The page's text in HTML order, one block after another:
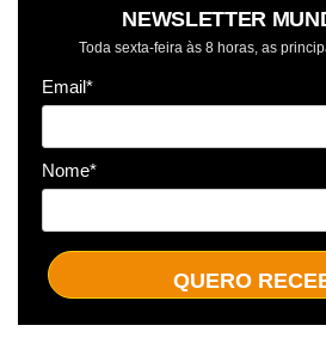
NEWSLETTER
Toda sexta-feira às 8 horas, as
Email*
Nome*
QUERO